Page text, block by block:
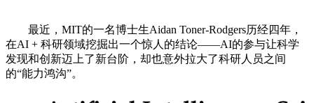
最近，MIT的一名博士生Aidan Toner-Rodgers历经四年，
在AI + 科研领域挖掘出一个惊人的结论——AI的参与让科学
发现和创新迈上了新台阶，却也意外拉大了科研人员之间
的“能力鸿沟”。